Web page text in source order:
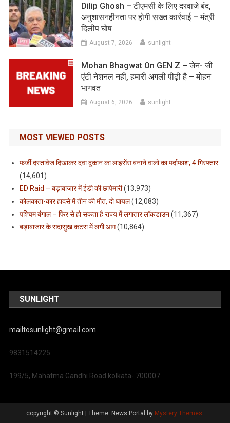
Dilip Ghosh – टीएमसी के लिए दरवाजे बंद,
अनुशासनहीनता पर होगी सख्त कार्रवाई – मंत्री
दिलीप घोष
August 7, 2026 sunlight
Mohan Bhagwat On GEN Z – जेन- जी
एंटी नेशनल नहीं, हमारी अगली पीढ़ी है – मोहन
भागवत
August 6, 2026 sunlight
MOST VIEWED POSTS
फर्जी दस्तावेज दिखाकर दवा दुकान का लाइसेंस बनाने वालो का पर्दाफाश, 4 गिरफ्तार
(14,601)
ED Raid – बड़ाबाजार में ईडी की छापेमारी(13,973)
कोलकाता-कार हादसे में तीन की मौत, दो घायल(12,083)
पश्चिम बंगाल – फिर से हो सकता है राज्य में लगातार लॉकडाउन(11,367)
बड़ाबाजार के सदासुख कटरा में लगी आग(10,864)
SUNLIGHT
mailtosunlight@gmail.com
9831514225
199/5, Mahatma Gandhi Road kolkata- 700007
copyright © Sunlight Theme: News Portal by Mystery Themes.